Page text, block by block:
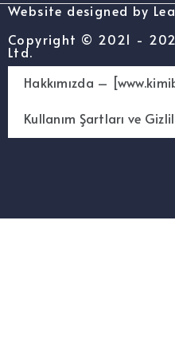
Website designed by
Copyright © 2021 -
Ltd.
Hakkımızda –
Kullanım Şartları ve